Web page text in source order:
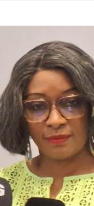
bureaux de vote : vos
des résultats globaux
et communales : ce 4 juin à
publication des résultats partiels
publication des résultats partiels